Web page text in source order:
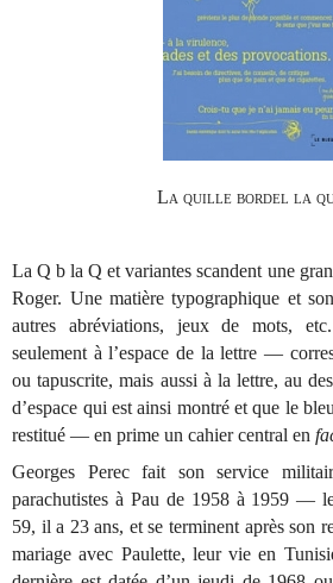
La quille bordel la
La Q b la Q et variantes scandent une
Roger. Une matière typographique et
autres abréviations, jeux de mots,
seulement à l’espace de la lettre —
ou tapuscrite, mais aussi à la lettre, au
d’espace qui est ainsi montré et que le
restitué — en prime un cahier central en
Georges Perec fait son service
parachutistes à Pau de 1958 à 1959 —
59, il a 23 ans, et se terminent après son
mariage avec Paulette, leur vie en